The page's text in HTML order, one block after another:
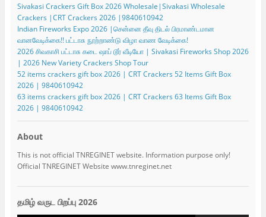
Sivakasi Crackers Gift Box 2026 Wholesale|Sivakasi Wholesale
Crackers |CRT Crackers 2026 |9840610942
Indian Fireworks Expo 2026 |சென்னை தீவு திடல் பிரமாண்டமான
வானவேடிக்கை!! பட்டாசு நூற்றாண்டு விழா வாண வேடிக்கை!
2026 சிவகாசி பட்டாசு கடை ஷாப் டூர் வீடியோ | Sivakasi Fireworks Shop 2026
| 2026 New Variety Crackers Shop Tour
52 items crackers gift box 2026 | CRT Crackers 52 Items Gift Box
2026 | 9840610942
63 items crackers gift box 2026 | CRT Crackers 63 Items Gift Box
2026 | 9840610942
About
This is not official TNREGINET website. Information purpose only!
Official TNREGINET Website www.tnreginet.net
தமிழ் வருட பிறப்பு 2026